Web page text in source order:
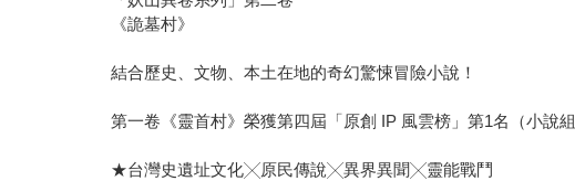
《詭墓村》
結合歷史、文物、本土在地的奇幻驚悚冒險小說！
第一卷《靈首村》榮獲第四屆「原創 IP 風雲榜」第1名（小說組
★台灣史遺址文化╳原民傳說╳異界異聞╳靈能戰鬥